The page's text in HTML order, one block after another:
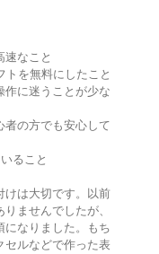
速なこと
トを無料にしたこと
作に迷うことが少な
者の方でも安心して
ること
けは大切です。以前
ませんでしたが、
になりました。もち
セルなどで作った表